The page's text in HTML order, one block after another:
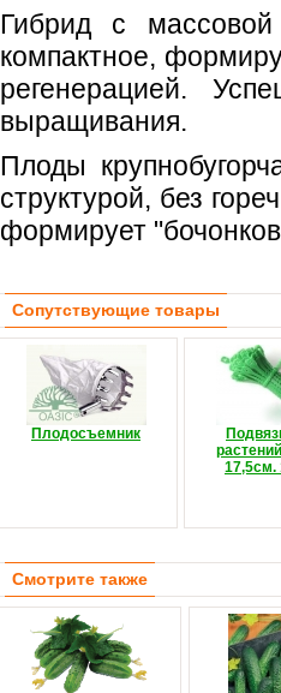
Гибрид с массовой
компактное,
регенерацией.
выращивания.
Плоды
структурой, без
формирует
Сопутствующие товары
Плодосъемник
17,5см.
Смотрите также